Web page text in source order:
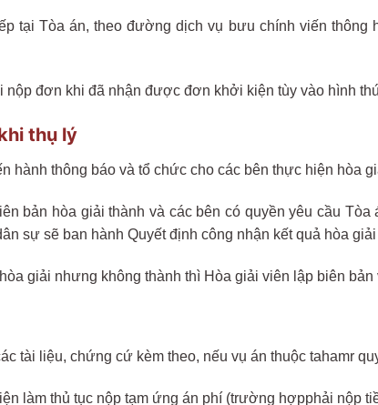
tại Tòa án, theo đường dịch vụ bưu chính viến thông
đơn khi đã nhận được đơn khởi kiện tùy vào hình
thụ lý
hành thông báo và tổ chức cho các bên thực hiện hòa
bản hòa giải thành và các bên có quyền yêu cầu
sự sẽ ban hành Quyết định công nhận kết quả hòa
giải nhưng không thành thì Hòa giải viên lập biên
tài liệu, chứng cứ kèm theo, nếu vụ án thuộc tahamr
làm thủ tục nộp tạm ứng án phí (trường hợpphải nộp